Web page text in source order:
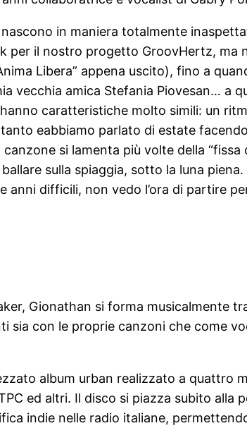
in maniera totalmente
per il nostro progetto GroovHertz, ma
Libera” appena uscito), fino a
vecchia amica Stefania Piovesan… a
caratteristiche molto simili: un
eabbiamo parlato di estate
si lamenta più volte della
sulla spiaggia, sotto la luna
difficili, non vedo l’ora di partire
Gionathan si forma musicalmente
sia con le proprie canzoni che come
album urban realizzato a quattro
ed altri. Il disco si piazza subito alla
indie nelle radio italiane,